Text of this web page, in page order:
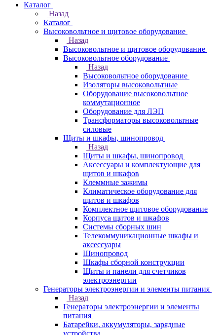
Каталог
Назад
Каталог
Высоковольтное и щитовое оборудование
Назад
Высоковольтное и щитовое оборудование
Высоковольтное оборудование
Назад
Высоковольтное оборудование
Изоляторы высоковольтные
Оборудование высоковольтное
коммутационное
Оборудование для ЛЭП
Трансформаторы высоковольтные
силовые
Щиты и шкафы, шинопровод
Назад
Щиты и шкафы, шинопровод
Аксессуары и комплектующие для
щитов и шкафов
Клеммные зажимы
Климатическое оборудование для
щитов и шкафов
Комплектное щитовое оборудование
Корпуса щитов и шкафов
Системы сборных шин
Телекоммуникационные шкафы и
аксессуары
Шинопровод
Шкафы сборной конструкции
Щиты и панели для счетчиков
электроэнергии
Генераторы электроэнергии и элементы питания
Назад
Генераторы электроэнергии и элементы
питания
Батарейки, аккумуляторы, зарядные
устройства